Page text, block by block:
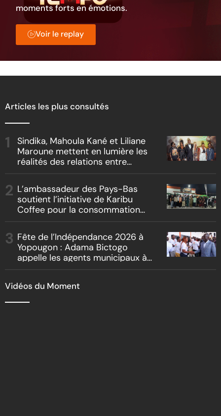
moments forts en émotions.
Voir le replay
Articles les plus consultés
Sindika, Mahoula Kané et Liliane
Maroune mettent en lumière les
réalités des relations entre
L’ambassadeur des Pays-Bas
soutient l’initiative de Karibu
Coffee pour la consommation
Fête de l’Indépendance 2026 à
Yopougon : Adama Bictogo
appelle les agents municipaux à
Vidéos du Moment